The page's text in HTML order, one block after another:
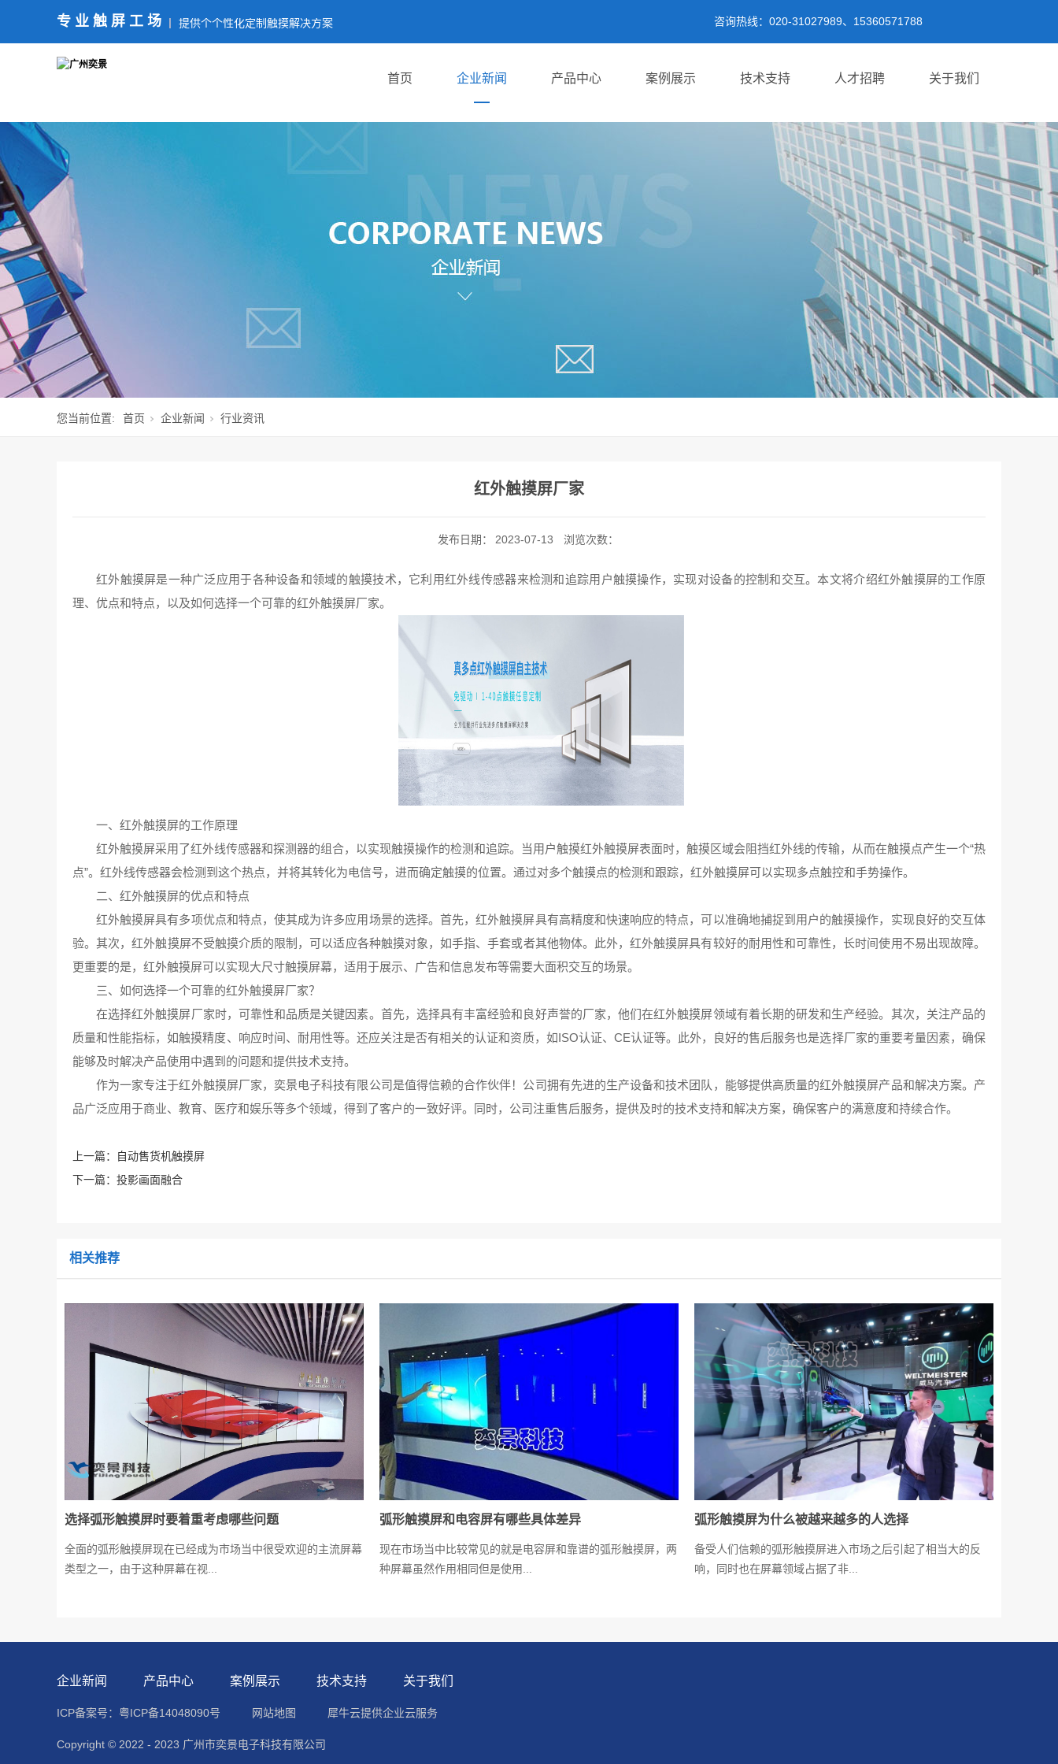
专业触屏工场 提供个个性化定制触摸解决方案 咨询热线：020-31027989、15360571788
首页 企业新闻 产品中心 案例展示 技术支持 人才招聘 关于我们
您当前位置: 首页 企业新闻 行业资讯
红外触摸屏厂家
发布日期： 2023-07-13 浏览次数：
红外触摸屏是一种广泛应用于各种设备和领域的触摸技术，它利用红外线传感器来检测和追踪用户触摸操作，实现对设备的控制和交互。本文将介绍红外触摸屏的工作原
理、优点和特点，以及如何选择一个可靠的红外触摸屏厂家。
一、红外触摸屏的工作原理
红外触摸屏采用了红外线传感器和探测器的组合，以实现触摸操作的检测和追踪。当用户触摸红外触摸屏表面时，触摸区域会阻挡红外线的传输，从而在触摸点产生一个“热
点”。红外线传感器会检测到这个热点，并将其转化为电信号，进而确定触摸的位置。通过对多个触摸点的检测和跟踪，红外触摸屏可以实现多点触控和手势操作。
二、红外触摸屏的优点和特点
红外触摸屏具有多项优点和特点，使其成为许多应用场景的选择。首先，红外触摸屏具有高精度和快速响应的特点，可以准确地捕捉到用户的触摸操作，实现良好的交互体
验。其次，红外触摸屏不受触摸介质的限制，可以适应各种触摸对象，如手指、手套或者其他物体。此外，红外触摸屏具有较好的耐用性和可靠性，长时间使用不易出现故障。
更重要的是，红外触摸屏可以实现大尺寸触摸屏幕，适用于展示、广告和信息发布等需要大面积交互的场景。
三、如何选择一个可靠的红外触摸屏厂家？
在选择红外触摸屏厂家时，可靠性和品质是关键因素。首先，选择具有丰富经验和良好声誉的厂家，他们在红外触摸屏领域有着长期的研发和生产经验。其次，关注产品的
质量和性能指标，如触摸精度、响应时间、耐用性等。还应关注是否有相关的认证和资质，如ISO认证、CE认证等。此外，良好的售后服务也是选择厂家的重要考量因素，确保
能够及时解决产品使用中遇到的问题和提供技术支持。
作为一家专注于红外触摸屏厂家，奕景电子科技有限公司是值得信赖的合作伙伴！公司拥有先进的生产设备和技术团队，能够提供高质量的红外触摸屏产品和解决方案。产
品广泛应用于商业、教育、医疗和娱乐等多个领域，得到了客户的一致好评。同时，公司注重售后服务，提供及时的技术支持和解决方案，确保客户的满意度和持续合作。‍
上一篇：
自动售货机触摸屏
下一篇： 投影画面融合
相关推荐
选择弧形触摸屏时要着重考虑哪些问题
全面的弧形触摸屏现在已经成为市场当中很受欢迎的主流屏幕
类型之一，由于这种屏幕在视...
弧形触摸屏和电容屏有哪些具体差异
现在市场当中比较常见的就是电容屏和靠谱的弧形触摸屏，两
种屏幕虽然作用相同但是使用...
弧形触摸屏为什么被越来越多的人选择
备受人们信赖的弧形触摸屏进入市场之后引起了相当大的反
响，同时也在屏幕领域占据了非...
企业新闻 产品中心 案例展示 技术支持 关于我们
ICP备案号：粤ICP备14048090号 网站地图 犀牛云提供企业云服务
Copyright © 2022 - 2023 广州市奕景电子科技有限公司